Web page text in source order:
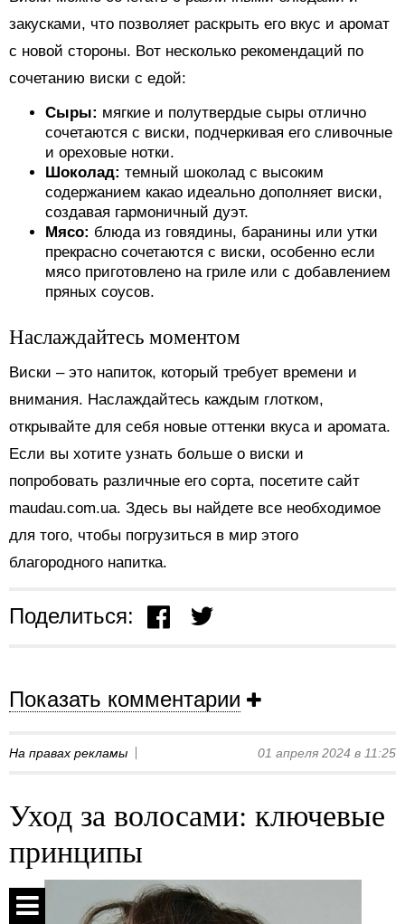
закусками, что позволяет раскрыть его вкус и аромат
с новой стороны. Вот несколько рекомендаций по
сочетанию виски с едой:
Сыры: мягкие и полутвердые сыры отлично
сочетаются с виски, подчеркивая его сливочные
и ореховые нотки.
Шоколад: темный шоколад с высоким
содержанием какао идеально дополняет виски,
создавая гармоничный дуэт.
Мясо: блюда из говядины, баранины или утки
прекрасно сочетаются с виски, особенно если
мясо приготовлено на гриле или с добавлением
пряных соусов.
Наслаждайтесь моментом
Виски – это напиток, который требует времени и
внимания. Наслаждайтесь каждым глотком,
открывайте для себя новые оттенки вкуса и аромата.
Если вы хотите узнать больше о виски и
попробовать различные его сорта, посетите сайт
maudau.com.ua. Здесь вы найдете все необходимое
для того, чтобы погрузиться в мир этого
благородного напитка.
Поделиться:
Показать комментарии
На правах рекламы 01 апреля 2024 в 11:25
Уход за волосами: ключевые
принципы